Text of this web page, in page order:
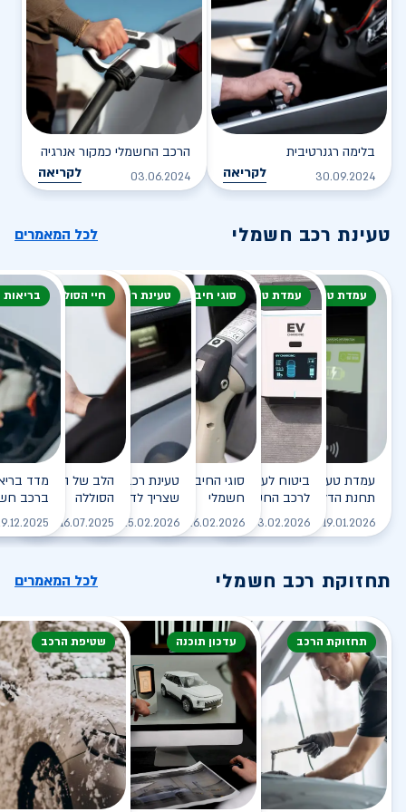
בלימה רגנרטיבית
30.09.2024 לקריאה
הרכב החשמלי כמקור אנרגיה
03.06.2024 לקריאה
טעינת רכב חשמלי לכל המאמרים
עמדת טעינה
עמדת טעינה - הסוף של
תחנת הדלק?
19.01.2026 לקריאה
עמדת טעינה
ביטוח לעמדת טעינה ביתית
לרכב החשמלי
03.02.2026 לקריאה
סוגי חיבור
סוגי החיבורים לטעינת רכב
חשמלי
26.02.2026 לקריאה
טעינת רכב חשמלי
טעינת רכב חשמלי - כל מה
שצריך לדעת
25.02.2026 לקריאה
חיי הסוללה
הלב של הרכב
הסוללה
16.07.2025
ברכב
תחזוקת רכב חשמלי לכל המאמרים
תחזוקת הרכב עדכון תוכנה שטיפת הרכב